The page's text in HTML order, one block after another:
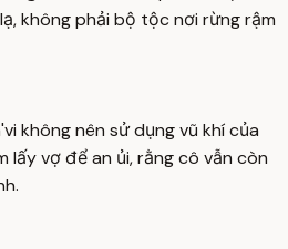
không phải bộ tộc nơi rừng rậm
không nên sử dụng vũ khí của
lấy vợ để an ủi, rằng cô vẫn còn